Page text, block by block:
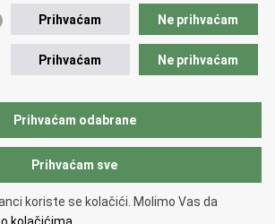
policije.
Prihvaćam Ne prihvaćam
Prihvaćam Ne prihvaćam
Prihvaćam odabrane
Prihvaćam sve
koriste se kolačići. Molimo Vas da